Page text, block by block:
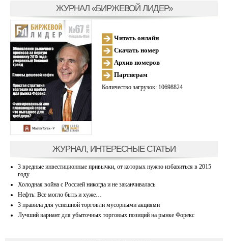
ЖУРНАЛ «БИРЖЕВОЙ ЛИДЕР»
Читать онлайн
Скачать номер
Архив номеров
Партнерам
Количество загрузок: 10698824
ЖУРНАЛ, ИНТЕРЕСНЫЕ СТАТЬИ
3 вредные инвестиционные привычки, от которых нужно избавиться в 2015
году
Холодная война с Россией никогда и не заканчивалась
Нефть: Все могло быть и хуже…
3 правила для успешной торговли мусорными акциями
Лучший вариант для убыточных торговых позиций на рынке Форекс